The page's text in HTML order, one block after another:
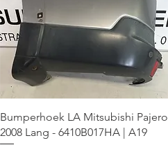
Bumperhoek LA Mitsubishi Pajero
2008 Lang - 6410B017HA | A19